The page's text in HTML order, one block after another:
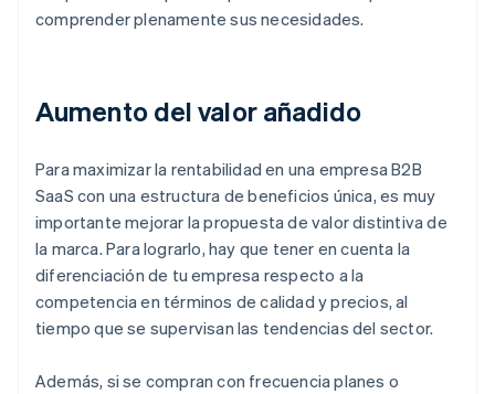
comprender plenamente sus necesidades.
Aumento del valor añadido
Para maximizar la rentabilidad en una empresa B2B
SaaS con una estructura de beneficios única, es muy
importante mejorar la propuesta de valor distintiva de
la marca. Para lograrlo, hay que tener en cuenta la
diferenciación de tu empresa respecto a la
competencia en términos de calidad y precios, al
tiempo que se supervisan las tendencias del sector.
Además, si se compran con frecuencia planes o